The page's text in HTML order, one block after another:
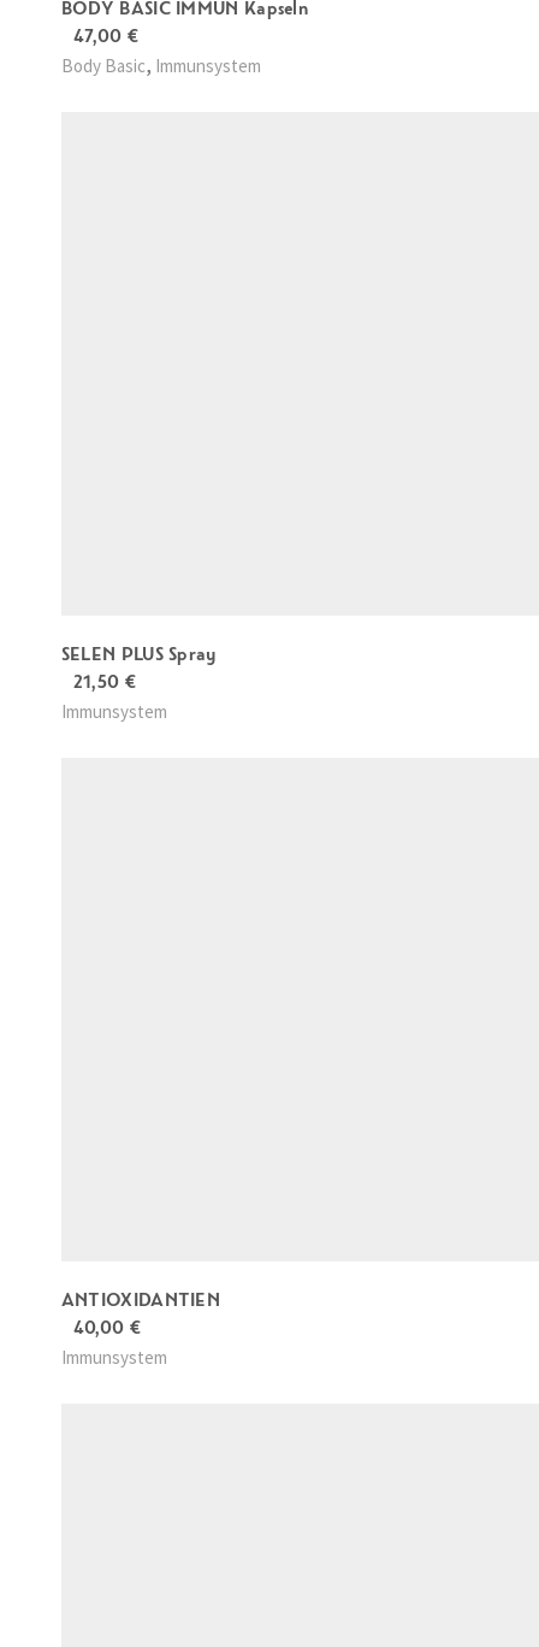
BODY BASIC IMMUN Kapseln
47,00 €
Body Basic, Immunsystem
SELEN PLUS Spray
21,50 €
Immunsystem
ANTIOXIDANTIEN
40,00 €
Immunsystem